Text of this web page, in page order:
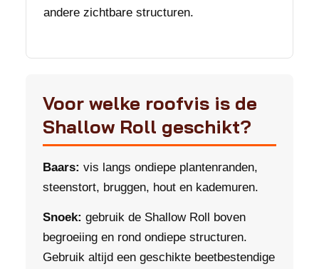
andere zichtbare structuren.
Voor welke roofvis is de
Shallow Roll geschikt?
Baars: vis langs ondiepe plantenranden,
steenstort, bruggen, hout en kademuren.
Snoek: gebruik de Shallow Roll boven
begroeiing en rond ondiepe structuren.
Gebruik altijd een geschikte beetbestendige